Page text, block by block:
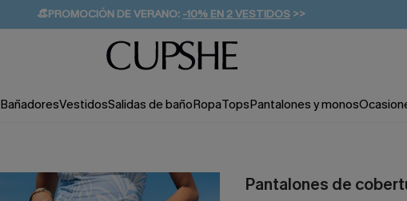
👒PROMOCIÓN DE VERANO: -10% EN 2 VESTIDOS >>
💌¡SUSCRIBIRSE & GANAR -10% EXTRA!
🚚ENVÍO GRATUITO A PARTIR DE 49 € >>
BañadoresVestidosSalidas de bañoRopaTopsPantalones y monos
Pantalones de